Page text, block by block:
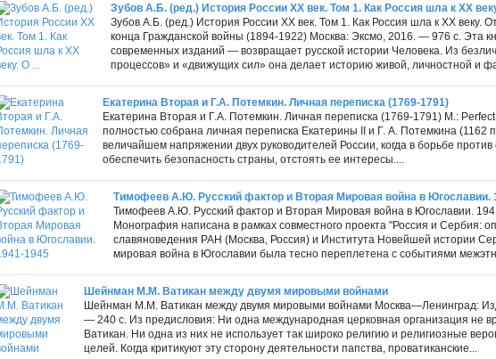
Зубов А.Б. (ред.) История России ХХ век. Том 1. Как Россия шла к ХХ
Зубов А.Б. (ред.) История России ХХ век. Том 1. Как Россия шла к ХХ веку.
конца Гражданской войны (1894-1922) Москва: Эксмо, 2016. — 976 с. Эта
современных изданий — возвращает русской истории Человека. Из
процессов» и «движущих сил» она делает историю живой, личностной и
Екатерина Вторая и Г.А. Потемкин. Личная переписка (1769-1791)
Екатерина Вторая и Г.А. Потемкин. Личная переписка (1769-1791) М.:
полностью собрана личная переписка Екатерины II и Г. А. Потемкина (1162
величайшем напряжении двух руководителей России, когда в борьбе
обеспечить безопасность страны, отстоять ее интересы....
Тимофеев А.Ю. Русский фактор и Вторая Мировая война в Югославии.
Тимофеев А.Ю. Русский фактор и Вторая Мировая война в Югославии.
Монография написана в рамках совместного проекта "Россия и Сербия:
славяноведения РАН (Москва, Россия) и Института Новейшей истории
мировая война в Югославии была тесно переплетена с событиями
Шейнман М.М. Ватикан между двумя мировыми войнами
Шейнман М.М. Ватикан между двумя мировыми войнами Москва—Ленинград:
— 240 с. Из предисловия: Ни одна международная церковная организация не
Ватикан. Ни одна из них не использует так широко религию и религиозные
целей. Когда критикуют эту сторону деятельности папства, проватиканские...